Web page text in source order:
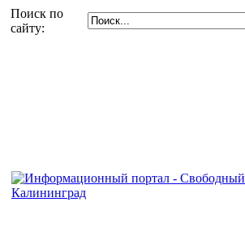
Поиск по
сайту: